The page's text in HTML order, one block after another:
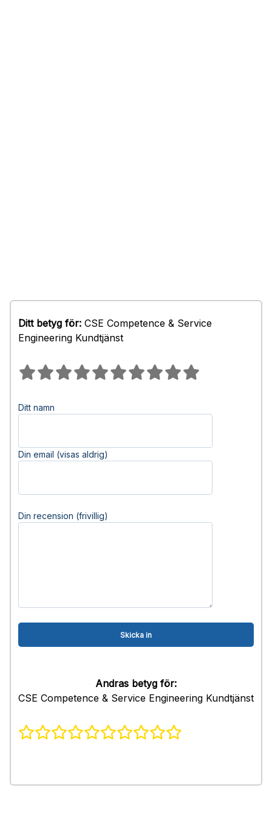
Ditt betyg för: CSE Competence & Service
Engineering Kundtjänst
Ditt namn
Din email (visas aldrig)
Din recension (frivillig)
Andras betyg för:
CSE Competence & Service Engineering Kundtjänst